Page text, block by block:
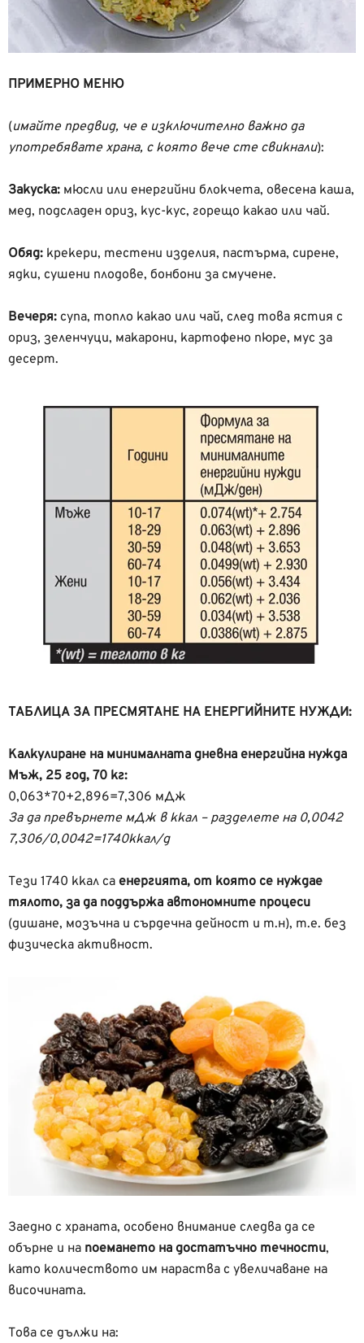
ПРИМЕРНО МЕНЮ
(имайте предвид, че е изключително важно да
употребявате храна, с която вече сте свикнали):
Закуска: мюсли или енергийни блокчета, овесена каша,
мед, подсладен ориз, кус-кус, горещо какао или чай.
Обяд: крекери, тестени изделия, пастърма, сирене,
ядки, сушени плодове, бонбони за смучене.
Вечеря: супа, топло какао или чай, след това ястия с
ориз, зеленчуци, макарони, картофено пюре, мус за
десерт.
TАБЛИЦА ЗА ПРЕСМЯТАНЕ НА ЕНЕРГИЙНИТЕ НУЖДИ:
Калкулиране на минималната дневна енергийна нужда
Мъж, 25 год, 70 кг:
0,063*70+2,896=7,306 мДж
За да превърнете мДж в ккал – разделете на 0,0042
7,306/0,0042=1740ккал/д
Тези 1740 ккал са енергията, от която се нуждае
тялото, за да поддържа автономните процеси
(дишане, мозъчна и сърдечна дейност и т.н), т.е. без
физическа активност.
Заедно с храната, особено внимание следва да се
обърне и на поемането на достатъчно течности,
като количеството им нараства с увеличаване на
височината.
Това се дължи на: